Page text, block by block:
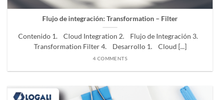
Flujo de integración: Transformation – Filter
Contenido 1. Cloud Integration 2. Flujo de Integración 3.
Transformation Filter 4. Desarrollo 1. Cloud [...]
4 COMMENTS